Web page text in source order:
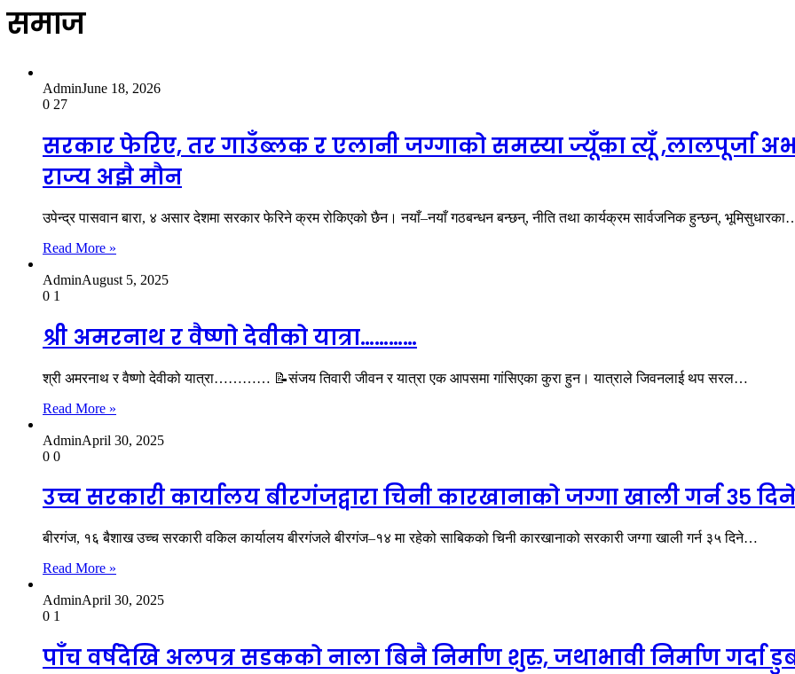
समाज
AdminJune 18, 2026
0 27
सरकार फेरिए, तर गाउँब्लक र एलानी जग्गाको समस्या ज्यूँका त्यूँ ,लालपूर्जा
राज्य अझै मौन
उपेन्द्र पासवान बारा, ४ असार देशमा सरकार फेरिने क्रम रोकिएको छैन। नयाँ–नयाँ गठबन्धन बन्छन्, नीति तथा कार्यक्रम सार्वजनिक हुन्छन्,
Read More »
AdminAugust 5, 2025
0 1
श्री अमरनाथ र वैष्णो देवीको यात्रा…………
श्री अमरनाथ र वैष्णो देवीको यात्रा………… 📝संजय तिवारी जीवन र यात्रा एक आपसमा गांसिएका कुरा हुन। यात्राले जिवनलाई थप सरल…
Read More »
AdminApril 30, 2025
0 0
उच्च सरकारी कार्यालय बीरगंजद्वारा चिनी कारखानाको जग्गा खाली गर्न ३५
बीरगंज, १६ बैशाख उच्च सरकारी वकिल कार्यालय बीरगंजले बीरगंज–१४ मा रहेको साबिकको चिनी कारखानाको सरकारी जग्गा खाली गर्न ३५ दिने…
Read More »
AdminApril 30, 2025
0 1
पाँच वर्षदेखि अलपत्र सडकको नाला बिनै निर्माण शुरु, जथाभावी निर्माण गर्दा